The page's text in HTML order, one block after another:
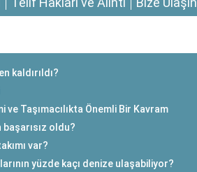
kaldırıldı?
ve Taşımacılıkta Önemli Bir Kavram
oldu?
var?
yüzde kaçı denize ulaşabiliyor?